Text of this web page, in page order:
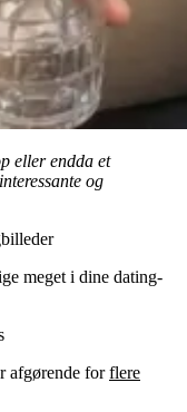
eller endda et
og
meget i dine dating-
afgørende forflere